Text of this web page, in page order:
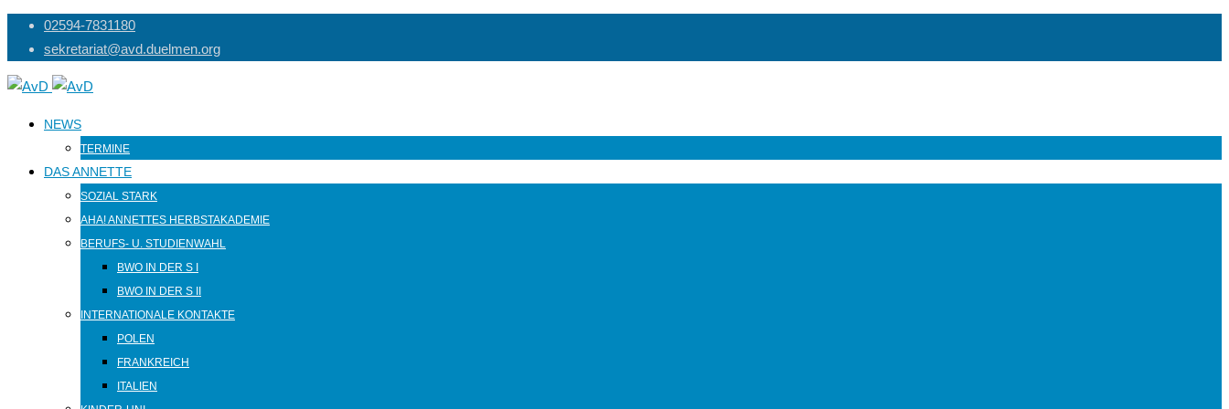
Skip
content
02594-7831180
sekretariat@avd.duelmen.org
NEWS
TERMINE
DAS ANNETTE
SOZIAL STARK
AHA! ANNETTES HERBSTAKADEMIE
BERUFS- U. STUDIENWAHL
BWO IN DER S I
BWO IN DER S II
INTERNATIONALE KONTAKTE
POLEN
FRANKREICH
ITALIEN